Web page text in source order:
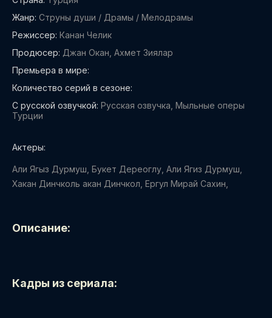
Жанр: Струны души / Драмы / Мелодрамы
Режиссер: Канан Челик
Продюсер: Джан Окан, Ахмет Зиялар
Премьера в мире:
Количество серий в сезоне:
С русской озвучкой: Русская озвучка, Мыльные оперы
Турции
Актеры:
Али Ягыз Дурмуш, Букет Дереоглу, Али Ягиз Дурмуш,
Хакан Динчколь акан Динчкол, Ергул Мирай Сахин,
Описание:
Кадры из сериала: